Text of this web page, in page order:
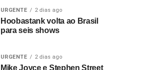
URGENTE 2 dias ago
Hoobastank volta ao Brasil
para seis shows
URGENTE 2 dias ago
Mike Joyce e Stephen Street